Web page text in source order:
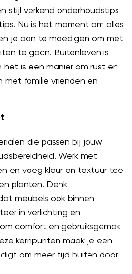
stijl verkend onderhoudstips
Nu is het moment om alles
je aan te moedigen om met
te gaan. Buitenleven is
het is een manier om rust en
met familie vrienden en
die passen bij jouw
Werk met
en voeg kleur en textuur toe
planten. Denk
meubels ook binnen
in verlichting en
comfort en gebruiksgemak
kernpunten maak je een
om meer tijd buiten door